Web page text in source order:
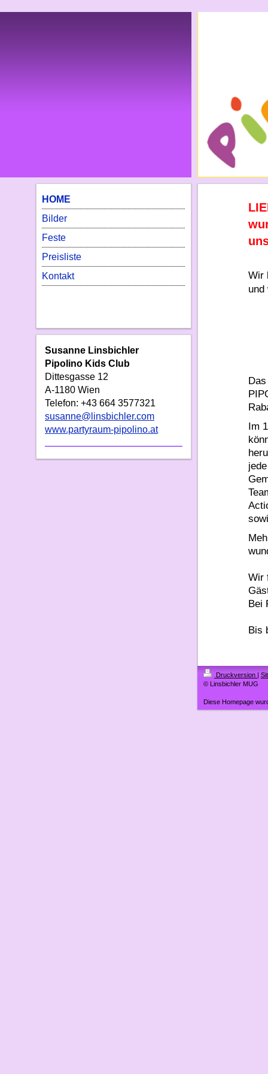
HOME
Bilder
Feste
Preisliste
Kontakt
Susanne Linsbichler
Pipolino Kids Club
Dittesgasse 12
A-1180 Wien
Telefon: +43 664 3577321
susanne@linsbichler.com
www.partyraum-pipolino.at
Wir
und
Im
Wir
Bei
Bis
Druckversion |
© Linsbichler MUG
Diese Homepage